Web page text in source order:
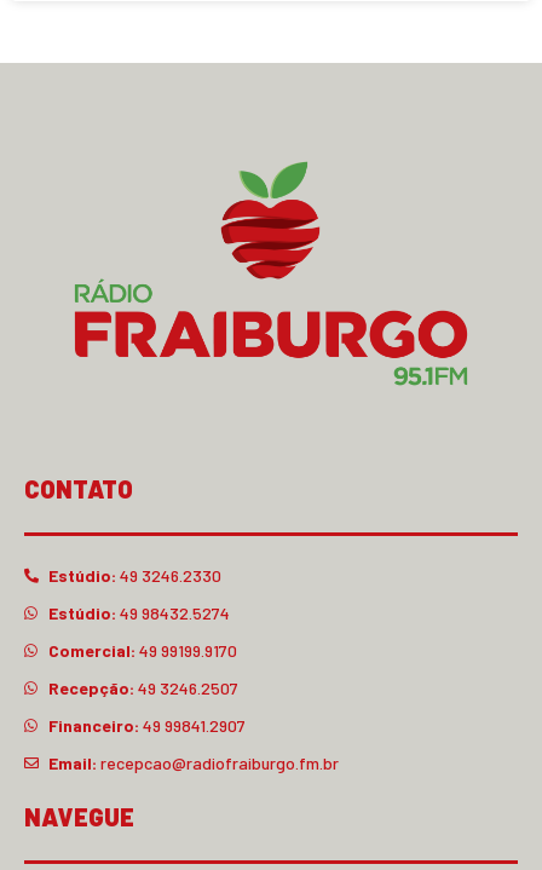
CONTATO
Estúdio: 49 3246.2330
Estúdio: 49 98432.5274
Comercial: 49 99199.9170
Recepção: 49 3246.2507
Financeiro: 49 99841.2907
Email: recepcao@radiofraiburgo.fm.br
NAVEGUE